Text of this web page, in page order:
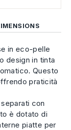
in eco-pelle
design in tinta
Questo
praticità
con
è dotato di
piatte per